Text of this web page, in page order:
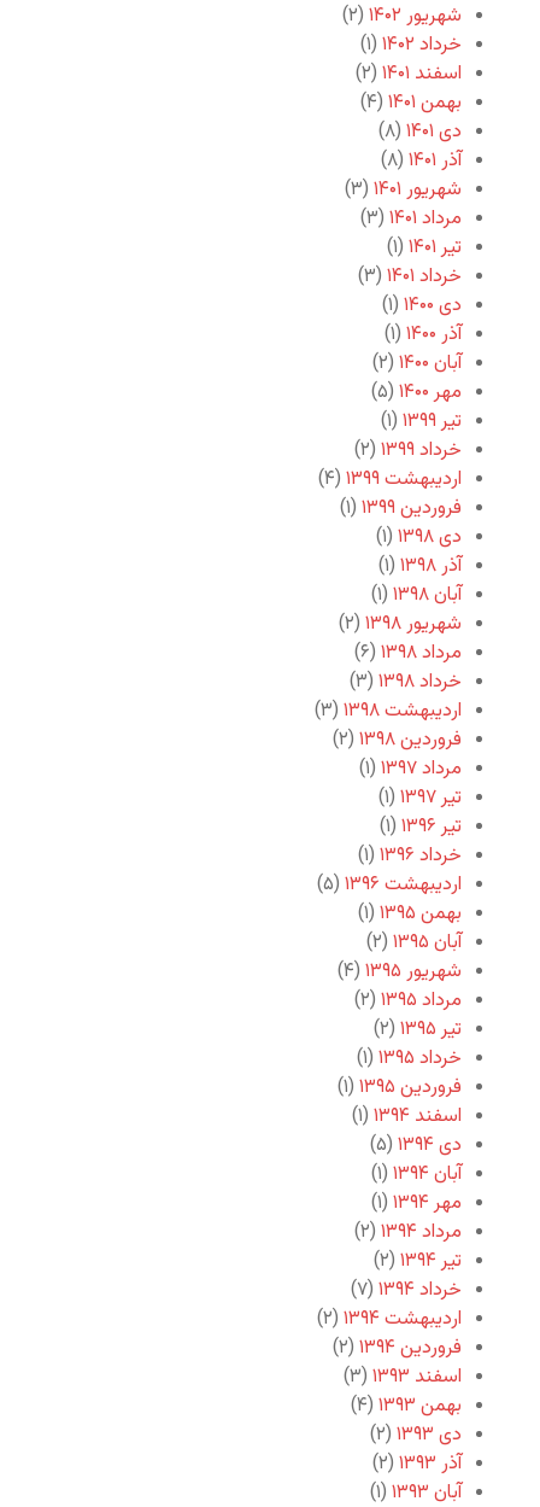
شهریور ۱۴۰۲
(۲)
خرداد ۱۴۰۲
(۱)
اسفند ۱۴۰۱
(۲)
بهمن ۱۴۰۱
(۴)
دی ۱۴۰۱
(۸)
آذر ۱۴۰۱
(۸)
شهریور ۱۴۰۱
(۳)
مرداد ۱۴۰۱
(۳)
تیر ۱۴۰۱
(۱)
خرداد ۱۴۰۱
(۳)
دی ۱۴۰۰
(۱)
آذر ۱۴۰۰
(۱)
آبان ۱۴۰۰
(۲)
مهر ۱۴۰۰
(۵)
تیر ۱۳۹۹
(۱)
خرداد ۱۳۹۹
(۲)
اردیبهشت ۱۳۹۹
(۴)
فروردین ۱۳۹۹
(۱)
دی ۱۳۹۸
(۱)
آذر ۱۳۹۸
(۱)
آبان ۱۳۹۸
(۱)
شهریور ۱۳۹۸
(۲)
مرداد ۱۳۹۸
(۶)
خرداد ۱۳۹۸
(۳)
اردیبهشت ۱۳۹۸
(۳)
فروردین ۱۳۹۸
(۲)
مرداد ۱۳۹۷
(۱)
تیر ۱۳۹۷
(۱)
تیر ۱۳۹۶
(۱)
خرداد ۱۳۹۶
(۱)
اردیبهشت ۱۳۹۶
(۵)
بهمن ۱۳۹۵
(۱)
آبان ۱۳۹۵
(۲)
شهریور ۱۳۹۵
(۴)
مرداد ۱۳۹۵
(۲)
تیر ۱۳۹۵
(۲)
خرداد ۱۳۹۵
(۱)
فروردین ۱۳۹۵
(۱)
اسفند ۱۳۹۴
(۱)
دی ۱۳۹۴
(۵)
آبان ۱۳۹۴
(۱)
مهر ۱۳۹۴
(۱)
مرداد ۱۳۹۴
(۲)
تیر ۱۳۹۴
(۲)
خرداد ۱۳۹۴
(۷)
اردیبهشت ۱۳۹۴
(۲)
فروردین ۱۳۹۴
(۲)
اسفند ۱۳۹۳
(۳)
بهمن ۱۳۹۳
(۴)
دی ۱۳۹۳
(۲)
آذر ۱۳۹۳
(۲)
آبان ۱۳۹۳
(۱)